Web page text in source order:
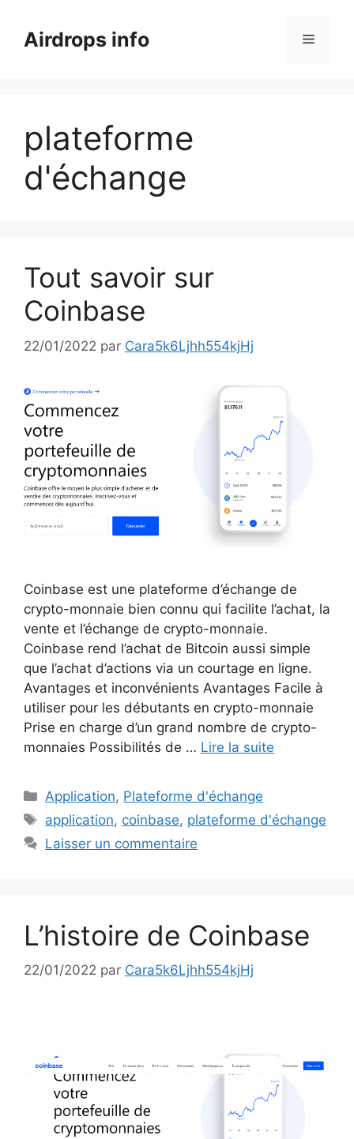
contenuAirdrops info Menu
plateforme
d'échange
Tout savoir sur
Coinbase
22/01/2022 par Cara5k6Ljhh554kjHj
Coinbase est une plateforme d’échange de
crypto-monnaie bien connu qui facilite l’achat, la
vente et l’échange de crypto-monnaie.
Coinbase rend l’achat de Bitcoin aussi simple
que l’achat d’actions via un courtage en ligne.
Avantages et inconvénients Avantages Facile à
utiliser pour les débutants en crypto-monnaie
Prise en charge d’un grand nombre de crypto-
monnaies Possibilités de … Lire la suite
Catégories
Application, Plateforme d'échange
Étiquettes
application, coinbase, plateforme d'échange
Laisser un commentaire
L’histoire de Coinbase
22/01/2022 par Cara5k6Ljhh554kjHj